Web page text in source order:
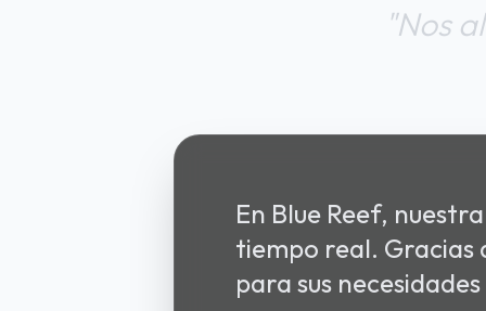
"Nos
En Blue Reef,
tiempo real. Gracias
para sus